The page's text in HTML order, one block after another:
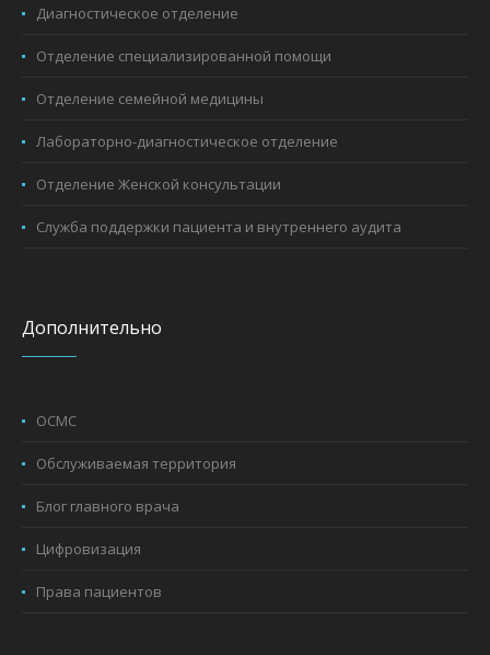
Диагностическое отделение
Отделение специализированной помощи
Отделение семейной медицины
Лабораторно-диагностическое отделение
Отделение Женской консультации
Служба поддержки пациента и внутреннего аудита
Дополнительно
ОСМС
Обслуживаемая территория
Блог главного врача
Цифровизация
Права пациентов